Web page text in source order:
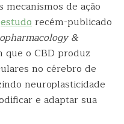
mecanismos de ação
estudorecém-publicado
&
o CBD produz
no cérebro de
neuroplasticidade
e adaptar sua